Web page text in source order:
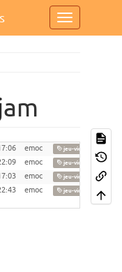
emoc jeu-video
emoc jeu-video ,
emoc jeu-video ,
emoc jeu-video